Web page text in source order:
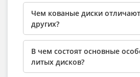
Чем кованые диски
других?
В чем состоят основные
литых дисков?